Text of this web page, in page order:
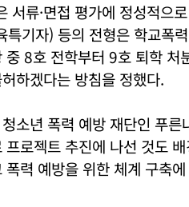
서류·면접 평가에 정성적으
특기자) 등의 전형은 학교폭
중 8호 전학부터 9호 퇴학 처
하겠다는 방침을 정했다.
소년 폭력 예방 재단인 푸
프로젝트 추진에 나선 것도
력 예방을 위한 체계 구축